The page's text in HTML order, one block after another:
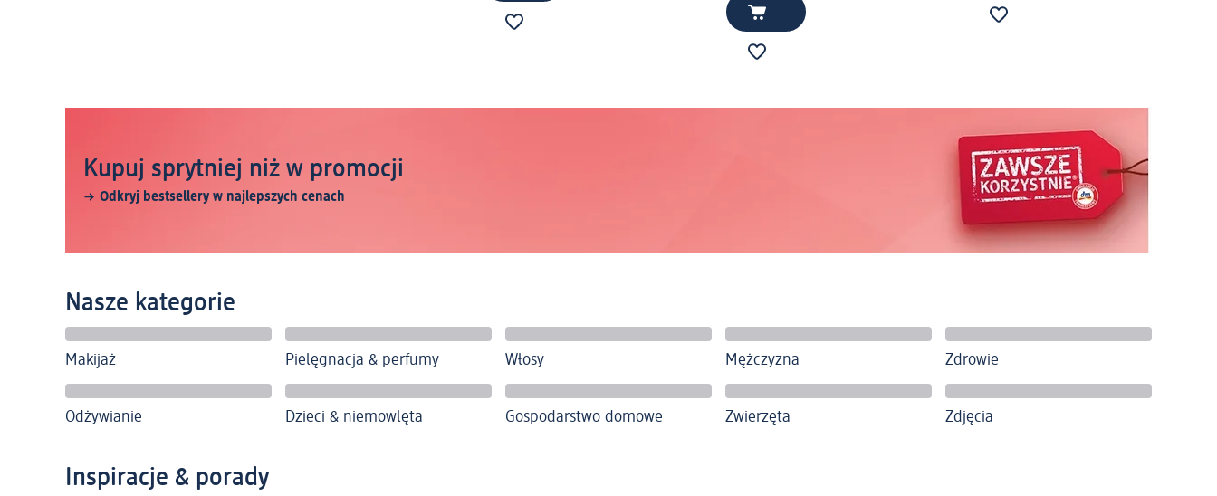
Kupuj sprytniej niż w promocji
Odkryj bestsellery w najlepszych cenach
Nasze kategorie
Makijaż Pielęgnacja & perfumy Włosy Mężczyzna Zdrowie
Odżywianie Dzieci & niemowlęta Gospodarstwo domowe Zwierzęta Zdjęcia
Inspiracje & porady